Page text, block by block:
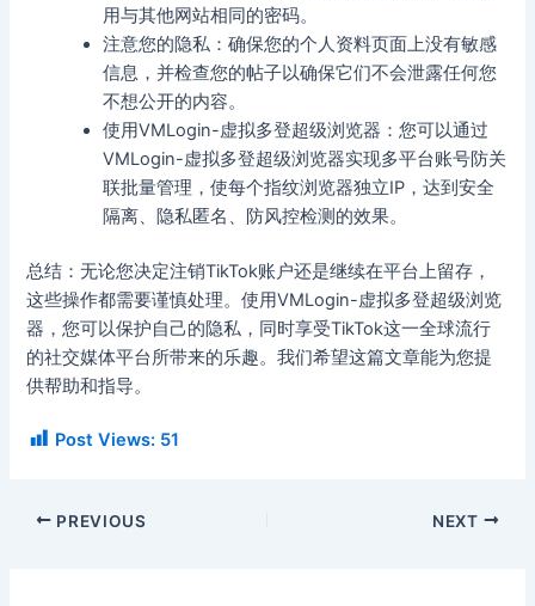
用与其他网站相同的密码。
注意您的隐私：确保您的个人资料页面上没有敏感
信息，并检查您的帖子以确保它们不会泄露任何您
不想公开的内容。
使用VMLogin-虚拟多登超级浏览器：您可以通过
VMLogin-虚拟多登超级浏览器实现多平台账号防关
联批量管理，使每个指纹浏览器独立IP，达到安全
隔离、隐私匿名、防风控检测的效果。
总结：无论您决定注销TikTok账户还是继续在平台上留存，
这些操作都需要谨慎处理。使用VMLogin-虚拟多登超级浏览
器，您可以保护自己的隐私，同时享受TikTok这一全球流行
的社交媒体平台所带来的乐趣。我们希望这篇文章能为您提
供帮助和指导。
Post Views: 51
PREVIOUS NEXT